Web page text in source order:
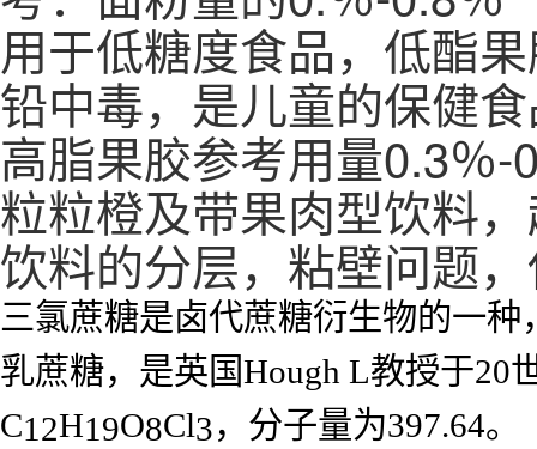
用于低糖度食品，低酯
铅中毒，是儿童的保健
高脂果胶参考用量0.3％-
粒粒橙及带果肉型饮料
饮料的分层，粘壁问题
三氯蔗糖是卤代蔗糖衍生物的一种
乳蔗糖，是英国Hough L教授于20
C12H19O8Cl3，分子量为397.64。